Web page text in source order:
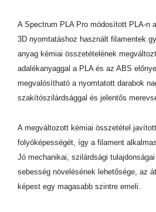
A Spectrum PLA Pro módosított PLA-n
3D nyomtatáshoz használt filamentek
anyag kémiai összetételének
adalékanyaggal a PLA és az ABS
megvalósítható a nyomtatott darabok
szakítószilárdsággal és jelentős
A megváltozott kémiai összetétel
folyóképességét, így a filament
Jó mechanikai, szilárdsági
sebesség növelésének lehetősége, az
képest egy magasabb szintre emeli.